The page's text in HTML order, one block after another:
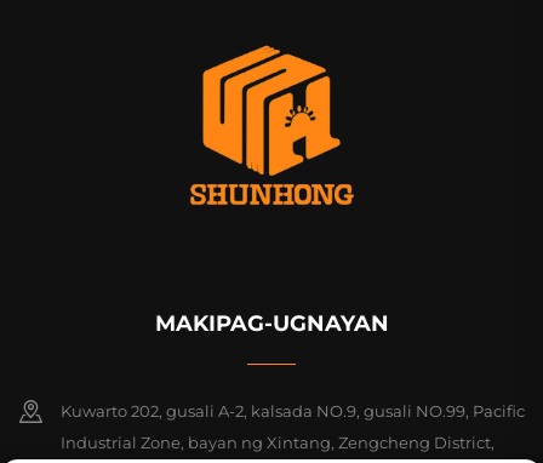
MAKIPAG-UGNAYAN
Kuwarto 202, gusali A-2, kalsada NO.9, gusali NO.99, Pacific
Industrial Zone, bayan ng Xintang, Zengcheng District,